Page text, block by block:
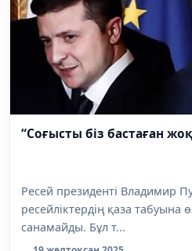
“Соғысты біз бастаған
Ресей президенті Владимир
ресейліктердің қаза табуына
санамайды. Бұл т...